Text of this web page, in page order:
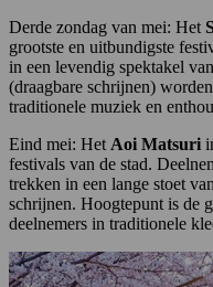
Derde zondag van mei: Het
grootste en uitbundigste
in een levendig spektakel
(draagbare schrijnen)
traditionele muziek en
Eind mei: Het Aoi Matsuri
festivals van de stad.
trekken in een lange stoet
schrijnen. Hoogtepunt is de
deelnemers in traditionele